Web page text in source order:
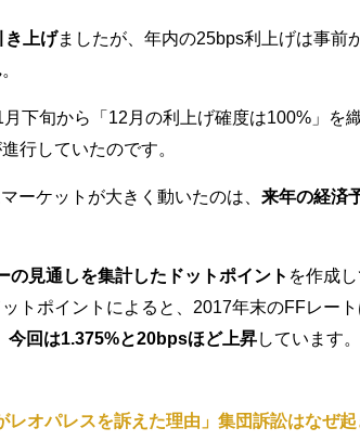
き上げましたが、年内の25bps利上げは事前
。
下旬から「12月の利上げ確度は100%」を
行していたのです。
ーケットが大きく動いたのは、 来年の経済
の見通しを集計したドットポイント を作成
トポイントによると、2017年末のFFレート
今回は1.375%と20bpsほど上昇しています。
レオパレスを訴えた理由」集団訴訟はなぜ